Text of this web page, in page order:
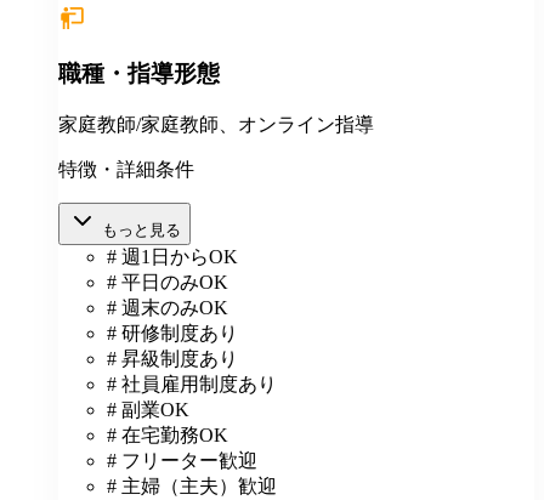
職種・指導形態
家庭教師/家庭教師、オンライン指導
特徴・詳細条件
もっと見る
# 週1日からOK
# 平日のみOK
# 週末のみOK
# 研修制度あり
# 昇級制度あり
# 社員雇用制度あり
# 副業OK
# 在宅勤務OK
# フリーター歓迎
# 主婦（主夫）歓迎